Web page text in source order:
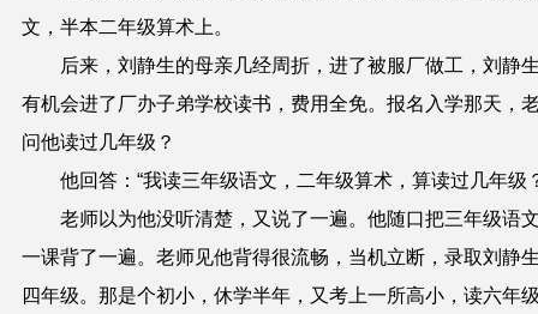
文，半本二年级算术上。
后来，刘静生的母亲几经周折 ，进了被服厂做工， 刘静
有机会进了厂办子弟学校读书，费用全免。报名 入学那天，
问他读过几年级 ？
他回答： “我读三年级语文，二年级算术 ， 算读过几年级
老师以为他没听清楚，又说了一遍。他随口把三年级语
一课背了一遍。老师见他背得很流畅，当机立断，录取刘静
四年级。那是个初小，休学半年，又考上一所高小，读六年